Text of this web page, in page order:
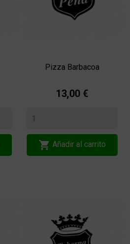
Pizza Barbacoa
13,00 €
 Añadir al carrito